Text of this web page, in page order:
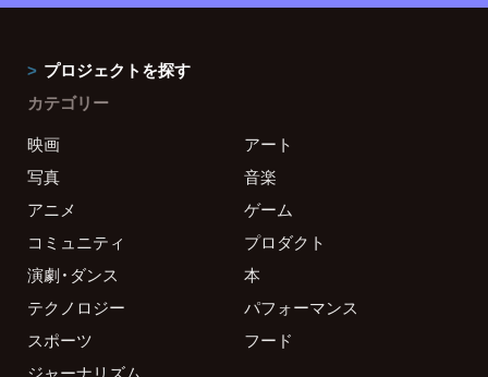
プロジェクトを探す
カテゴリー
映画
アート
写真
音楽
アニメ
ゲーム
コミュニティ
プロダクト
演劇・ダンス
本
テクノロジー
パフォーマンス
スポーツ
フード
ジャーナリズム